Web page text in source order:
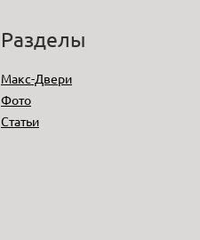
Разделы
Макс-Двери
Фото
Статьи